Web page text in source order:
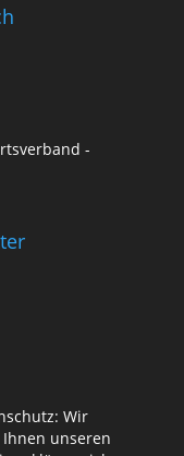
Wir
unseren